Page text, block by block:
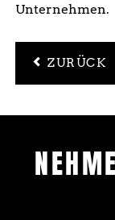
Unternehmen.
ZURÜCK